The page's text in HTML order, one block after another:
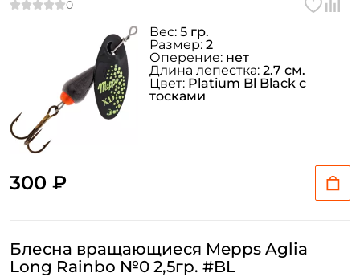
300 ₽
Вес: 5 гр.
Размер: 2
Оперение: нет
Длина лепестка: 2.7 см.
Цвет: Platium Bl Black с
тосками
Блесна вращающиеся Mepps Aglia
Long Rainbo №0 2,5гр. #BL